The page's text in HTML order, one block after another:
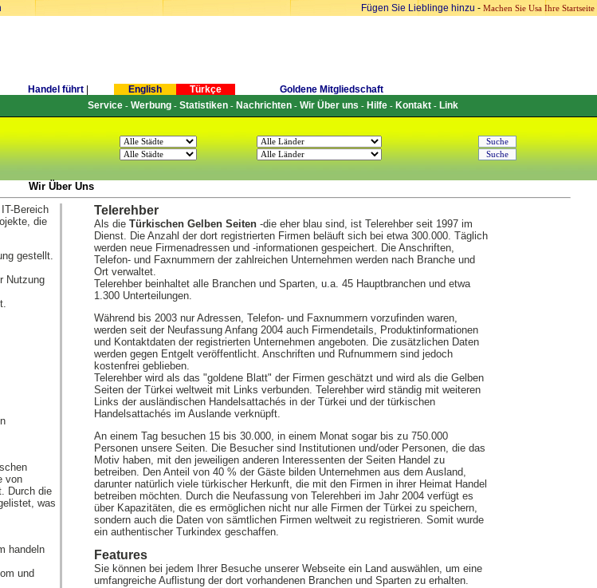
Fügen Sie Lieblinge hinzu - Machen Sie Usa Ihre Startseite
Handel führt English Türkçe Goldene Mitgliedschaft
Service- Werbung- Statistiken- Nachrichten- Wir Über uns - Hilfe- Kontakt- Link
Wir Über Uns
Bereich
die
gestellt.
Nutzung
von
Durch die
was
handeln
und
Telerehber
Als die Türkischen Gelben Seiten-die eher blau sind, ist Telerehber seit 1997 im
Dienst. Die Anzahl der dort registrierten Firmen beläuft sich bei etwa 300.000. Täglich
werden neue Firmenadressen und -informationen gespeichert. Die Anschriften,
Telefon- und Faxnummern der zahlreichen Unternehmen werden nach Branche und
Ort verwaltet.
Telerehber beinhaltet alle Branchen und Sparten, u.a. 45 Hauptbranchen und etwa
1.300 Unterteilungen.
Während bis 2003 nur Adressen, Telefon- und Faxnummern vorzufinden waren,
werden seit der Neufassung Anfang 2004 auch Firmendetails, Produktinformationen
und Kontaktdaten der registrierten Unternehmen angeboten. Die zusätzlichen Daten
werden gegen Entgelt veröffentlicht. Anschriften und Rufnummern sind jedoch
kostenfrei geblieben.
Telerehber wird als das "goldene Blatt" der Firmen geschätzt und wird als die Gelben
Seiten der Türkei weltweit mit Links verbunden. Telerehber wird ständig mit weiteren
Links der ausländischen Handelsattachés in der Türkei und der türkischen
Handelsattachés im Auslande verknüpft.
An einem Tag besuchen 15 bis 30.000, in einem Monat sogar bis zu 750.000
Personen unsere Seiten. Die Besucher sind Institutionen und/oder Personen, die das
Motiv haben, mit den jeweiligen anderen Interessenten der Seiten Handel zu
betreiben. Den Anteil von 40 % der Gäste bilden Unternehmen aus dem Ausland,
darunter natürlich viele türkischer Herkunft, die mit den Firmen in ihrer Heimat Handel
betreiben möchten. Durch die Neufassung von Telerehberi im Jahr 2004 verfügt es
über Kapazitäten, die es ermöglichen nicht nur alle Firmen der Türkei zu speichern,
sondern auch die Daten von sämtlichen Firmen weltweit zu registrieren. Somit wurde
ein authentischer Turkindex geschaffen.
Features
Sie können bei jedem Ihrer Besuche unserer Webseite ein Land auswählen, um eine
umfangreiche Auflistung der dort vorhandenen Branchen und Sparten zu erhalten.